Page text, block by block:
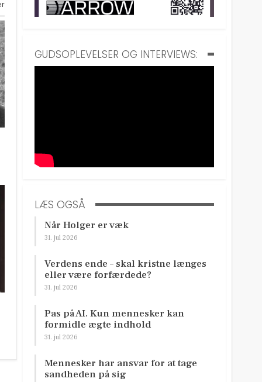
GUDSOPLEVELSER OG INTERVIEWS:
LÆS OGSÅ
Når Holger er væk
31. jul 2026
Verdens ende – skal kristne længes
eller være forfærdede?
31. jul 2026
Pas på AI. Kun mennesker kan
formidle ægte indhold
31. jul 2026
Mennesker har ansvar for at tage
sandheden på sig